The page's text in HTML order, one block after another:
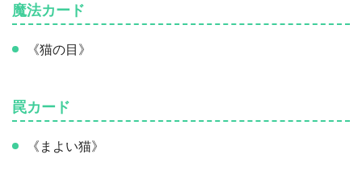
魔法カード
《猫の目》
罠カード
《まよい猫》